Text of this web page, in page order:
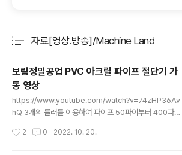
자료[영상.방송]/Machine Land
보림정밀공업 PVC 아크릴 파이프 절단기 가
동 영상
https://www.youtube.com/watch?v=74zHP36Av
hQ 3개의 롤러를 이용하여 파이프 50파이부터 400파이
수작업이었던 작업을 반 자동으로 정밀하게 작업할 수 있
2 0 2022. 10. 20.